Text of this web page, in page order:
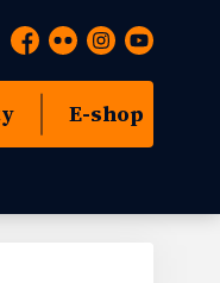
Facebook
FlickrInstagram
YouTube
E-shop